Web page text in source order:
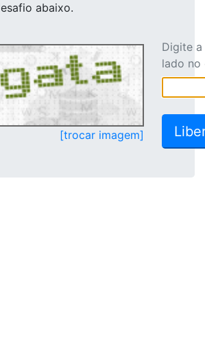
abaixo.
[trocar imagem]
Digite
lado no